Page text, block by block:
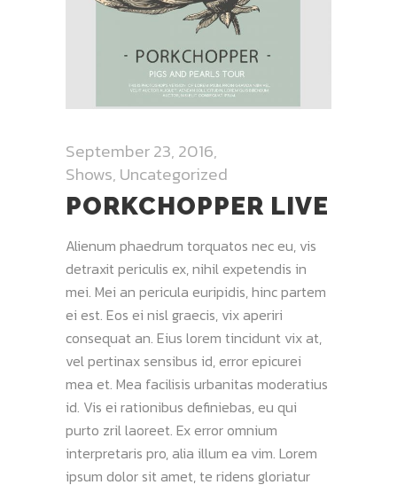
September 23, 2016
Shows, Uncategorized
PORKCHOPPER LIVE
Alienum phaedrum torquatos nec eu, vis
detraxit periculis ex, nihil expetendis in
mei. Mei an pericula euripidis, hinc partem
ei est. Eos ei nisl graecis, vix aperiri
consequat an. Eius lorem tincidunt vix at,
vel pertinax sensibus id, error epicurei
mea et. Mea facilisis urbanitas moderatius
id. Vis ei rationibus definiebas, eu qui
purto zril laoreet. Ex error omnium
interpretaris pro, alia illum ea vim. Lorem
ipsum dolor sit amet, te ridens gloriatur